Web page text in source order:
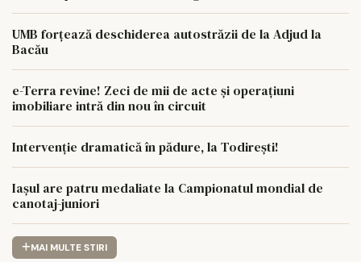
UMB forțează deschiderea autostrăzii de la Adjud la
Bacău
e-Terra revine! Zeci de mii de acte și operațiuni
imobiliare intră din nou în circuit
Intervenție dramatică în pădure, la Todirești!
Iaşul are patru medaliate la Campionatul mondial de
canotaj-juniori
MAI MULTE STIRI